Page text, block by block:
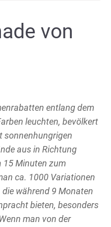
von
entlang dem
leuchten, bevölkert
sonnenhungrigen
aus in Richtung
15 Minuten zum
ca. 1000 Variationen
während 9 Monaten
bieten, besonders
man von der